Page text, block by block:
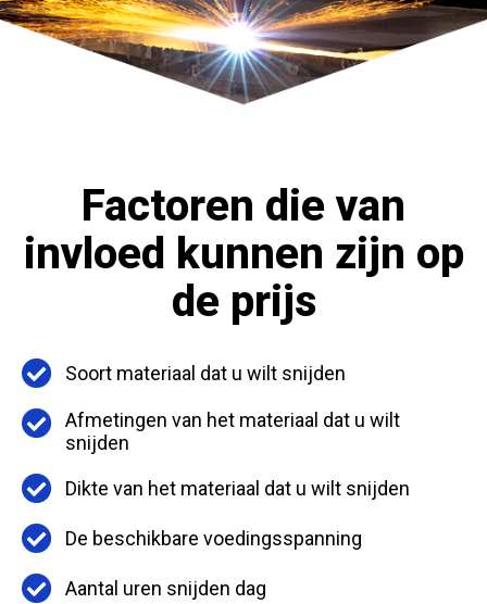
Factoren die van
invloed kunnen zijn op
de prijs
Soort materiaal dat u wilt snijden
Afmetingen van het materiaal dat u wilt
snijden
Dikte van het materiaal dat u wilt snijden
De beschikbare voedingsspanning
Aantal uren snijden dag